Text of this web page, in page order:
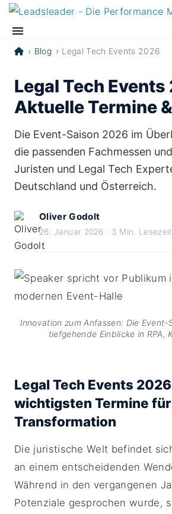
Blog Legal Tech Events 2026
Legal Tech Events
Aktuelle Termine
Die Event-Saison 2026 im
die passenden Fachmessen
Juristen und Legal Tech
Deutschland und Österreich.
Oliver Godolt
26. Januar 2026 · 3 Min. Lesezeit
Innovation zum Anfassen: Die
tiefgehende Einblicke in RPA,
Legal Tech Events
wichtigsten Termine
Transformation
Die juristische Welt befindet
an einem entscheidenden
Während in den vergangenen
Potenziale gesprochen wurde,